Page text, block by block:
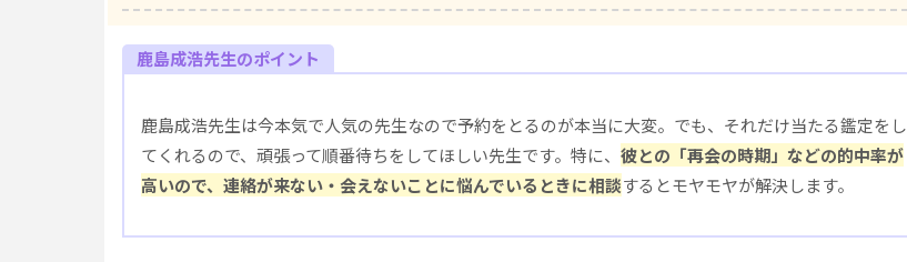
鹿島成浩先生のポイント
鹿島成浩先生は今本気で人気の先生なので予約をとるのが本当に大変。でも、それだけ当たる鑑定をし
てくれるので、頑張って順番待ちをしてほしい先生です。特に、 彼との「再会の時期」などの的中率が
高いので、連絡が来ない・会えないことに悩んでいるときに相談するとモヤモヤが解決します。